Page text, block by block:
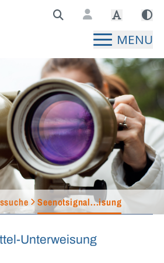
Hauptseite
MENU
Seenotsignal...isung
Unterweisung